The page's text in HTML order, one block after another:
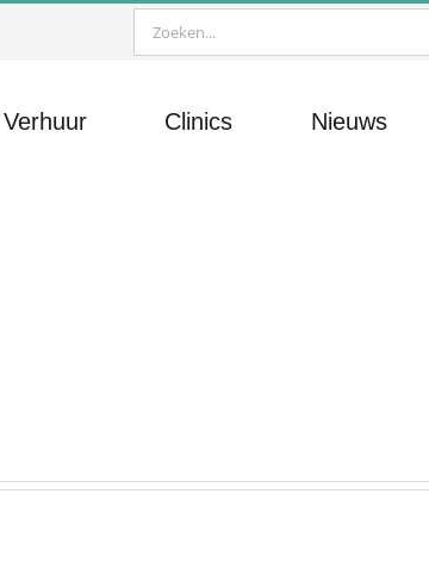
Zoeken
naar:
Verhuur Clinics Nieuws